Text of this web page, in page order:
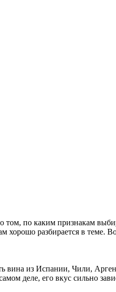
том, по каким признакам
хорошо разбирается в теме.
вина из Испании, Чили,
деле, его вкус сильно